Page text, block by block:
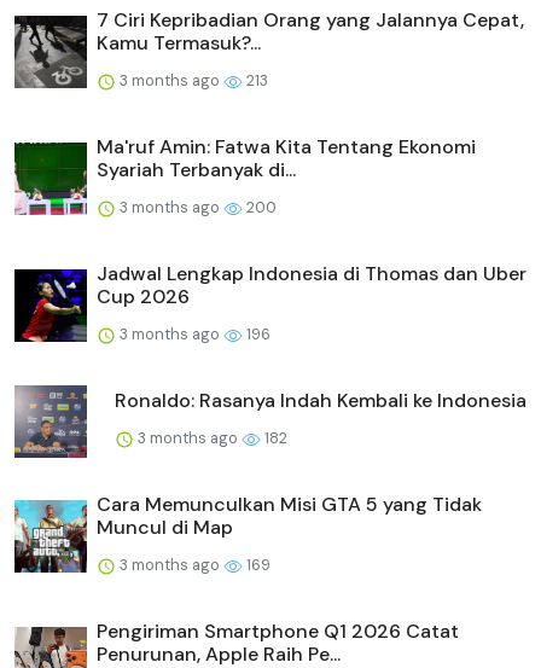
7 Ciri Kepribadian Orang yang Jalannya Cepat,
Kamu Termasuk?...
3 months ago 213
Ma'ruf Amin: Fatwa Kita Tentang Ekonomi
Syariah Terbanyak di...
3 months ago 200
Jadwal Lengkap Indonesia di Thomas dan Uber
Cup 2026
3 months ago 196
Ronaldo: Rasanya Indah Kembali ke Indonesia
3 months ago 182
Cara Memunculkan Misi GTA 5 yang Tidak
Muncul di Map
3 months ago 169
Pengiriman Smartphone Q1 2026 Catat
Penurunan, Apple Raih Pe...